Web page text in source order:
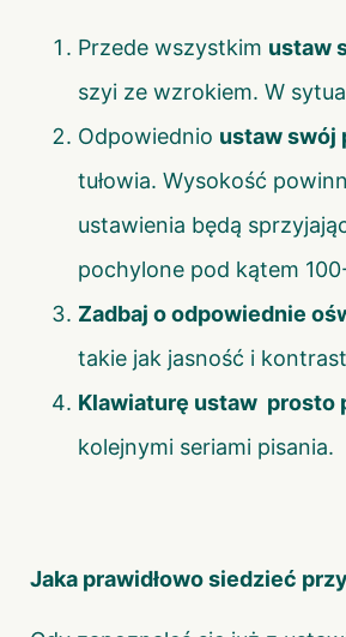
Przede wszystkim ustaw
szyi ze wzrokiem. W
Odpowiednio ustaw swój
tułowia. Wysokość
ustawienia będą
pochylone pod kątem
Zadbaj o odpowiednie
takie jak jasność i
Klawiaturę ustaw prosto
kolejnymi seriami pisania.
Jaka prawidłowo siedzieć